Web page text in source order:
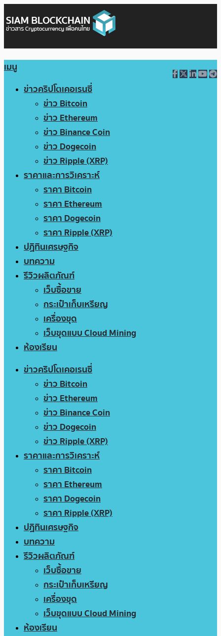
เมนู
ข่าวคริปโตเคอเรนซี่
ข่าว Bitcoin
ข่าว Ethereum
ข่าว Binance Coin
ข่าว Dogecoin
ข่าว Ripple (XRP)
ราคาและการวิเคราะห์
ราคา Bitcoin
ราคา Ethereum
ราคา Dogecoin
ราคา Ripple (XRP)
ปฏิทินเศรษฐกิจ
บทความ
รีวิวผลิตภัณฑ์
เว็บซื้อขาย
กระเป๋าเก็บเหรียญ
เครื่องขุด
เว็บขุดแบบ Cloud Mining
ห้องเรียน
ข่าวคริปโตเคอเรนซี่
ข่าว Bitcoin
ข่าว Ethereum
ข่าว Binance Coin
ข่าว Dogecoin
ข่าว Ripple (XRP)
ราคาและการวิเคราะห์
ราคา Bitcoin
ราคา Ethereum
ราคา Dogecoin
ราคา Ripple (XRP)
ปฏิทินเศรษฐกิจ
บทความ
รีวิวผลิตภัณฑ์
เว็บซื้อขาย
กระเป๋าเก็บเหรียญ
เครื่องขุด
เว็บขุดแบบ Cloud Mining
ห้องเรียน